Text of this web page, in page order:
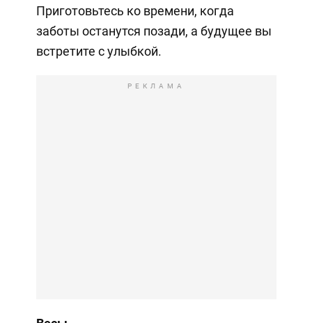
Приготовьтесь ко времени, когда
заботы останутся позади, а будущее вы
встретите с улыбкой.
РЕКЛАМА